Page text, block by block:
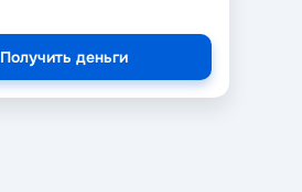
Получить деньги